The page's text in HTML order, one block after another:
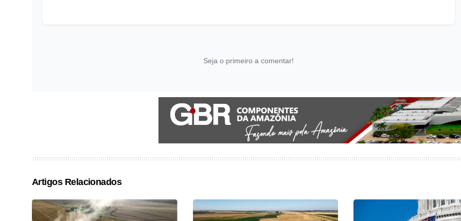
Seja o primeiro a comentar!
Artigos Relacionados